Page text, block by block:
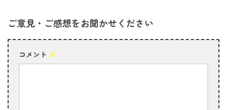
ご意見・ご感想をお聞かせください
コメント ※